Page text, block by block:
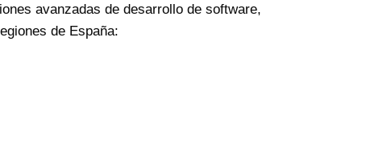
avanzadas de desarrollo de software,
de España: